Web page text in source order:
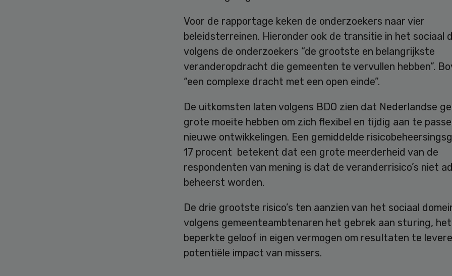
Voor de rapportage keken de onderzoekers naar vier
beleidsterreinen. Hieronder ook de transitie in het sociaal
volgens de onderzoekers “de grootste en belangrijkste
veranderopdracht die gemeenten te vervullen hebben”.
“een complexe dracht met een open einde”.
De uitkomsten laten volgens BDO zien dat Nederlandse
grote moeite hebben om zich flexibel en tijdig aan te
nieuwe ontwikkelingen. Een gemiddelde
17 procent betekent dat een grote meerderheid van de
respondenten van mening is dat de veranderrisico’s niet
beheerst worden.
De drie grootste risico’s ten aanzien van het sociaal
volgens gemeenteambtenaren het gebrek aan sturing, het
beperkte geloof in eigen vermogen om resultaten te
potentiële impact van missers.